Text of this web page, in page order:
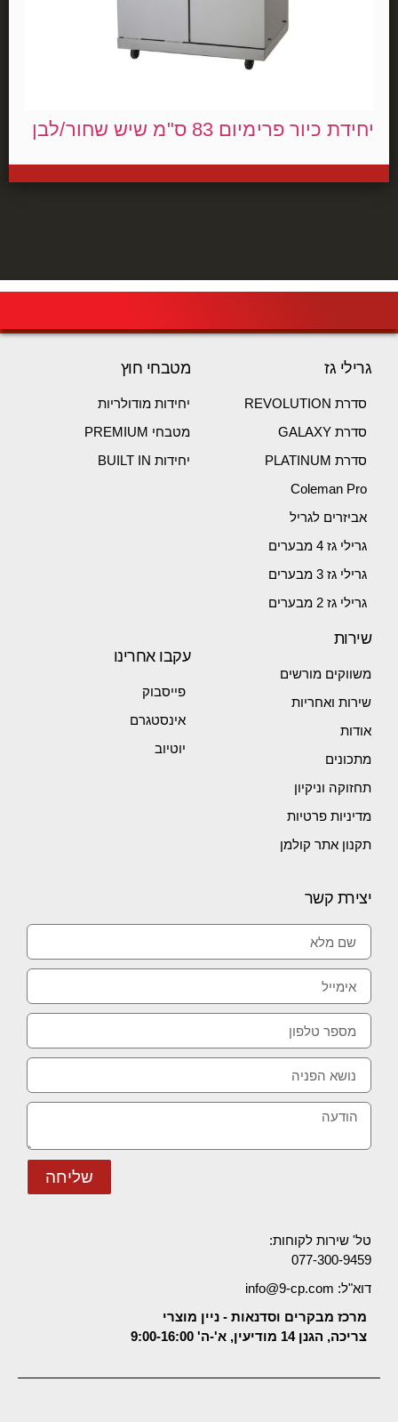
יחידת כיור פרימיום 83 ס"מ שיש שחור/לבן
גרילי גז
סדרת REVOLUTION
סדרת GALAXY
סדרת PLATINUM
Coleman Pro
אביזרים לגריל
גרילי גז 4 מבערים
גרילי גז 3 מבערים
גרילי גז 2 מבערים
מטבחי חוץ
יחידות מודולריות
מטבחי PREMIUM
יחידות BUILT IN
שירות
משווקים מורשים
שירות ואחריות
אודות
מתכונים
תחזוקה וניקיון
מדיניות פרטיות
תקנון אתר קולמן
עקבו אחרינו
פייסבוק
אינסטגרם
יוטיוב
יצירת קשר
שליחה
טל' שירות לקוחות:
077-300-9459
דוא"ל: info@9-cp.com
מרכז מבקרים וסדנאות - ניין מוצרי
צריכה, הגנן 14 מודיעין, א'-ה' 9:00-16:00